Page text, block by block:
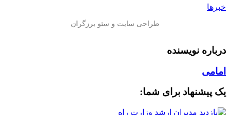
خبرها
درباره نویسنده
امامی
یک پیشنهاد برای شما: